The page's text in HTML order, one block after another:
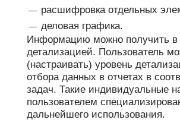
расшифровка отдельных
деловая графика.
Информацию можно получить
детализацией. Пользователь
(настраивать) уровень
отбора данных в отчетах в
задач. Такие индивидуальные
пользователем
дальнейшего использования.